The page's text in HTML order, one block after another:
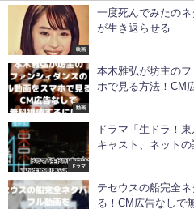
映画
一度死んでみたの
が生き返らせる
動画
本木雅弘が坊主の
ホで見る方法！CM
ドラマ
ドラマ「生ドラ！
キャスト、ネットの
テセウスの船完全
る！CM広告なしで